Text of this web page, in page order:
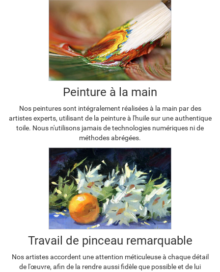
Peinture à la main
Nos peintures sont intégralement réalisées à la main par des
artistes experts, utilisant de la peinture à l'huile sur une authentique
toile. Nous n'utilisons jamais de technologies numériques ni de
méthodes abrégées.
Travail de pinceau remarquable
Nos artistes accordent une attention méticuleuse à chaque détail
de l'œuvre, afin de la rendre aussi fidèle que possible et de lui